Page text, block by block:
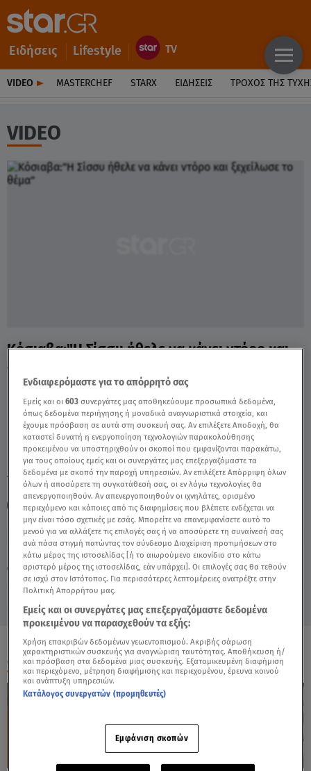
Ειδήσεις Lifestyle
VIDEO MASTERCHEF STARX ΕΙΔΉΣΕΙΣ ΤΡΟΧΌΣ ΤΗΣ
VIDEO
Πέμπτη 6 Αυγούστου 2026
27.03.25, 16:57 MEDIA
Κόσιαβα:"Η Σίσσυ ήθελε να κάνει ντόρο και
ξεχείλωσε το θέμα" - Video
TAGS: ΤΖΩΡΤΖΕΛΑ ΚΟΣΙΑΒΑ ΣΙΣΣΥ ΧΡΗΣΤΙΔΟΥ
ΑΝΤΕΛΙΝΑ ΒΑΡΘΑΚΟΥΡΗ
ΟΛΑ ΤΑ ΒΙΝΤΕΟ
Ενδιαφερόμαστε για το απόρρητό σας
Εμείς και οι603 συνεργάτες μας αποθηκεύουμε προσωπικά δεδομένα,
όπως δεδομένα περιήγησης ή μοναδικά αναγνωριστικά στοιχεία, και
έχουμε πρόσβαση σε αυτά στη συσκευή σας. Αν επιλέξετε Αποδοχή, θα
καταστεί δυνατή η ενεργοποίηση τεχνολογιών παρακολούθησης
προκειμένου να υποστηριχθούν οι σκοποί που εμφανίζονται παρακάτω,
για τους οποίους εμείς και οι συνεργάτες μας επεξεργαζόμαστε τα
δεδομένα με σκοπό την παροχή υπηρεσιών. Αν επιλέξετε Απόρριψη όλων
όλων ή αποσύρετε τη συγκατάθεσή σας, οι εν λόγω τεχνολογίες θα
απενεργοποιηθούν. Αν απενεργοποιηθούν οι ιχνηλάτες, ορισμένο
περιεχόμενο και κάποιες από τις διαφημίσεις που βλέπετε ενδέχεται να
μην είναι τόσο σχετικές με εσάς. Μπορείτε να επανεμφανίσετε αυτό το
μενού για να αλλάξετε τις επιλογές σας ή να αποσύρετε τη συναίνεσή σας
ανά πάσα στιγμή πατώντας τον σύνδεσμο Διαχείριση προτιμήσεων στο
κάτω μέρος της ιστοσελίδας [ή το αιωρούμενο εικονίδιο στο κάτω
αριστερό μέρος της ιστοσελίδας, εάν υπάρχει]. Οι επιλογές σας θα τεθούν
σε ισχύ στον Ιστότοπος. Για περισσότερες λεπτομέρειες ανατρέξτε στην
Πολιτική Απορρήτου μας.
Εμείς και οι συνεργάτες μας επεξεργαζόμαστε δεδομένα
προκειμένου να παρασχεθούν τα εξής:
Χρήση επακριβών δεδομένων γεωεντοπισμού. Ακριβής σάρωση
χαρακτηριστικών συσκευής για αναγνώριση ταυτότητας. Αποθήκευση ή/
και πρόσβαση στα δεδομένα μιας συσκευής. Εξατομικευμένη διαφήμιση
και περιεχόμενο, μέτρηση διαφήμισης και περιεχομένου, έρευνα κοινού
και ανάπτυξη υπηρεσιών.
Κατάλογος συνεργατών (προμηθευτές)
Εμφάνιση σκοπών